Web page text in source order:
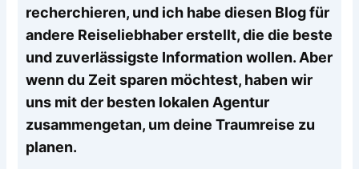
recherchieren, und ich habe diesen Blog für
andere Reiseliebhaber erstellt, die die beste
und zuverlässigste Information wollen. Aber
wenn du Zeit sparen möchtest, haben wir
uns mit der besten lokalen Agentur
zusammengetan, um deine Traumreise zu
planen.